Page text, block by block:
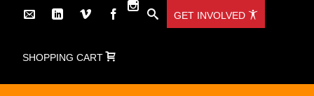
GET INVOLVED
SHOPPING CART